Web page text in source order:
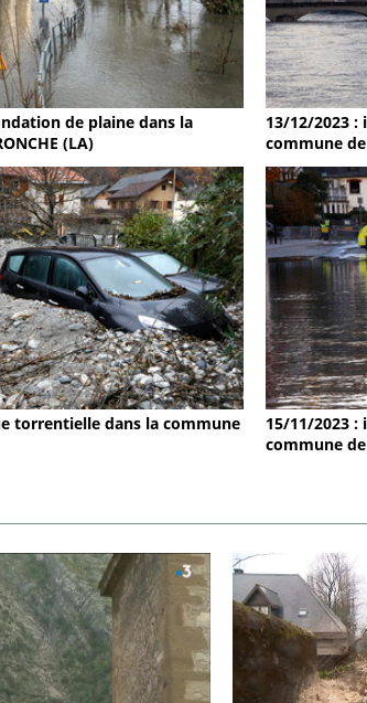
de plaine dans la
(LA)
13/12/2023 :
commune de
torrentielle dans la commune
15/11/2023 :
commune de